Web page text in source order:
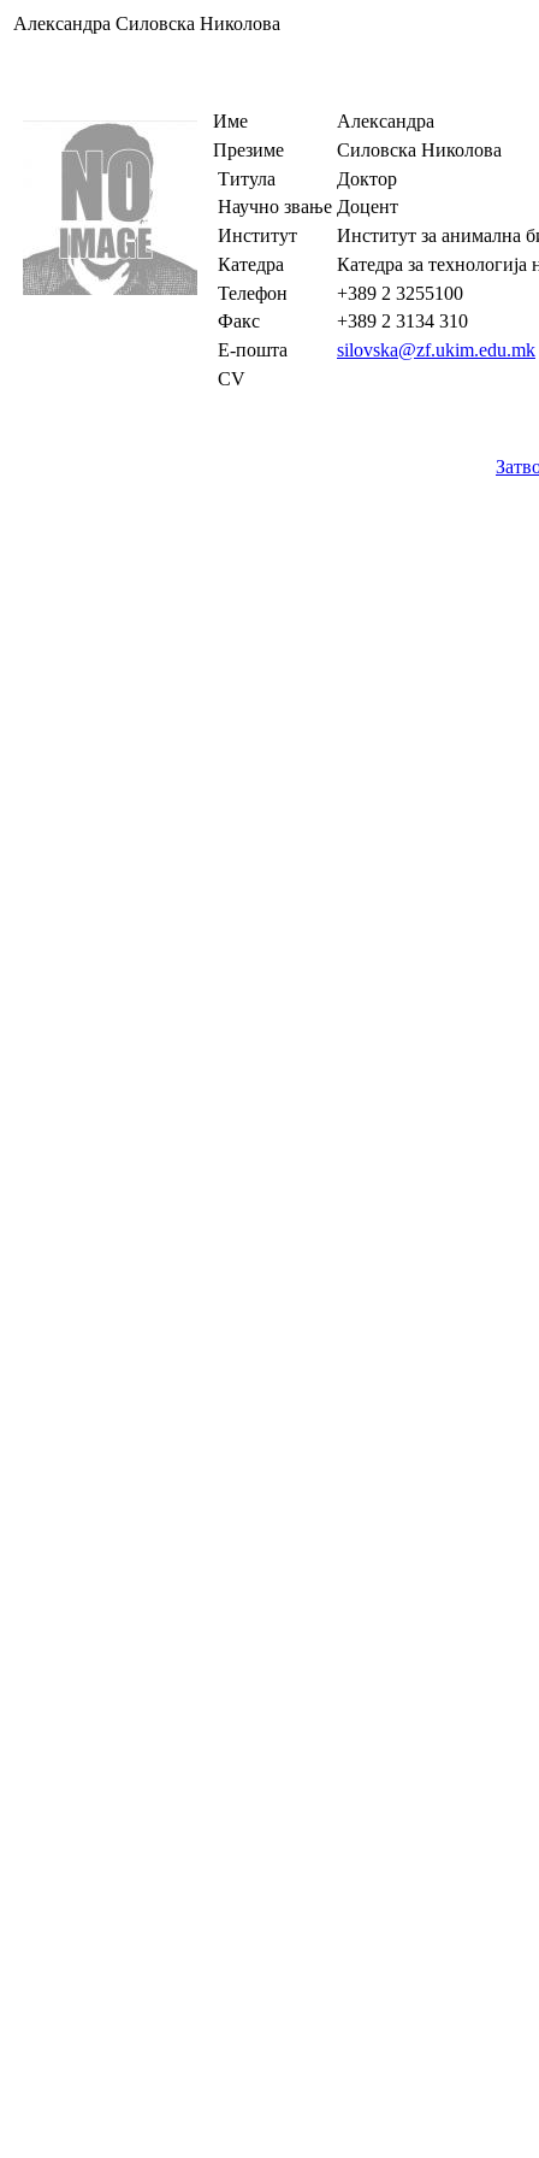
Александра Силовска Николова
Име
Александра
Презиме
Силовска Николова
Титула
Доктор
Научно звање Доцент
Институт
Институт за анимална
Катедра
Катедра за
Телефон
+389 2 3255100
Факс
+389 2 3134 310
Е-пошта
silovska@zf.ukim.edu.mk
CV